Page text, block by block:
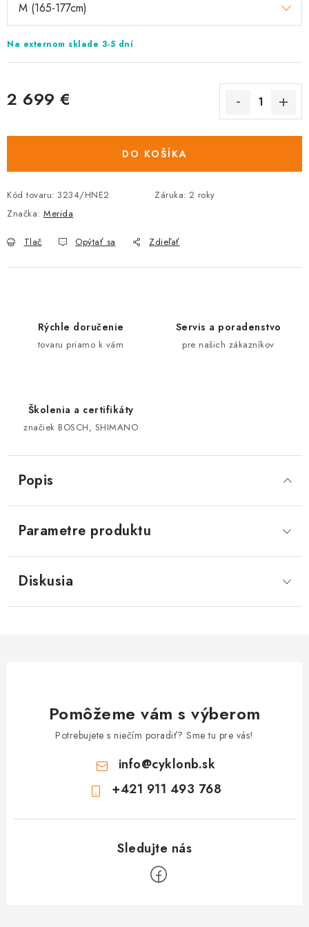
Na externom sklade 3-5 dní
2 699 €
DO KOŠÍKA
Kód tovaru: 3234/HNE2 Záruka: 2 roky
Značka: Merida
Tlač Opýtať sa Zdieľať
Rýchle doručenie
tovaru priamo k vám
Servis a poradenstvo
pre našich zákazníkov
Školenia a certifikáty
značiek BOSCH, SHIMANO
Popis
Parametre produktu
Diskusia
Pomôžeme vám s výberom
Potrebujete s niečím poradiť? Sme tu pre vás!
info@cyklonb.sk
+421 911 493 768